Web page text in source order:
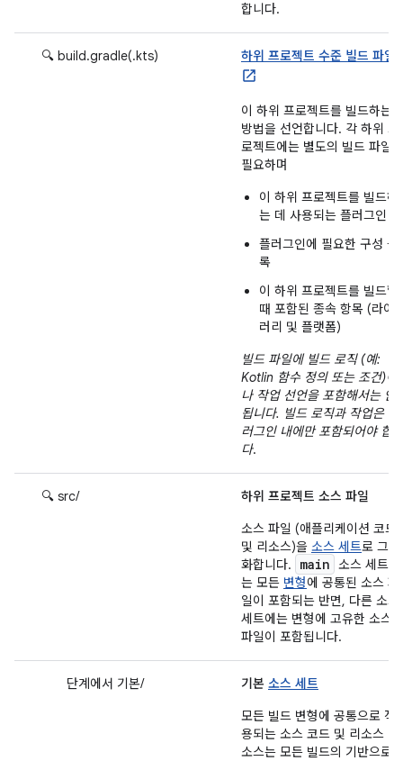
합니다.
🔍 build.gradle(.kts) 하위 프로젝트 수준 빌드 파일
이 하위 프로젝트를 빌드하는
방법을 선언합니다. 각 하위 프
로젝트에는 별도의 빌드 파일이
필요하며
이 하위 프로젝트를 빌드하
는 데 사용되는 플러그인
플러그인에 필요한 구성 블
록
이 하위 프로젝트를 빌드할
때 포함된 종속 항목 (라이
러리 및 플랫폼)
빌드 파일에 빌드 로직 (예:
Kotlin 함수 정의 또는 조건)이
나 작업 선언을 포함해서는 안
됩니다. 빌드 로직과 작업은 플
러그인 내에만 포함되어야 합니
다.
🔍 src/
하위 프로젝트 소스 파일
소스 파일 (애플리케이션 코드
및 리소스)을 소스 세트로 그룹
화합니다.
main 소스 세트에
는 모든 변형에 공통된 소스 파
일이 포함되는 반면, 다른 소스
세트에는 변형에 고유한 소스
파일이 포함됩니다.
단계에서 기본/ 기본 소스 세트
모든 빌드 변형에 공통으로 적
용되는 소스 코드 및 리소스 이
소스는 모든 빌드의 기반으로